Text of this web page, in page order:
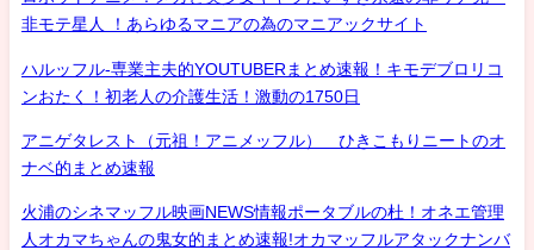
非モテ星人 ！あらゆるマニアの為のマニアックサイト
ハルッフル-専業主夫的YOUTUBERまとめ速報！キモデブロリコ
ンおたく！初老人の介護生活！激動の1750日
アニゲタレスト（元祖！アニメッフル） ひきこもりニートのオ
ナベ的まとめ速報
火浦のシネマッフル映画NEWS情報ポータブルの杜！オネエ管理
人オカマちゃんの鬼女的まとめ速報!オカマッフルアタックナンバ